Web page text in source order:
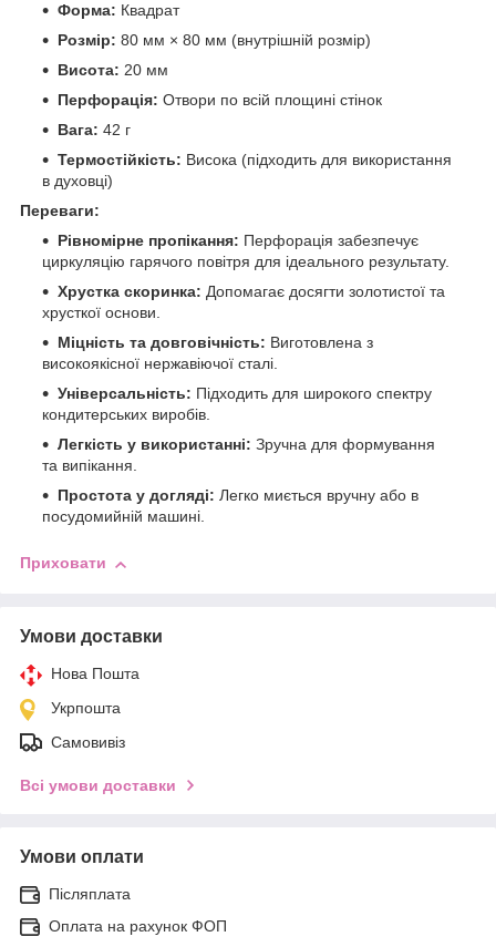
Форма: Квадрат
Розмір: 80 мм × 80 мм (внутрішній розмір)
Висота: 20 мм
Перфорація: Отвори по всій площині стінок
Вага: 42 г
Термостійкість: Висока (підходить для використання
в духовці)
Переваги:
Рівномірне пропікання: Перфорація забезпечує
циркуляцію гарячого повітря для ідеального результату.
Хрустка скоринка: Допомагає досягти золотистої та
хрусткої основи.
Міцність та довговічність: Виготовлена з
високоякісної нержавіючої сталі.
Універсальність: Підходить для широкого спектру
кондитерських виробів.
Легкість у використанні: Зручна для формування
та випікання.
Простота у догляді: Легко миється вручну або в
посудомийній машині.
Приховати
Умови доставки
Нова Пошта
Укрпошта
Самовивіз
Всі умови доставки
Умови оплати
Післяплата
Оплата на рахунок ФОП